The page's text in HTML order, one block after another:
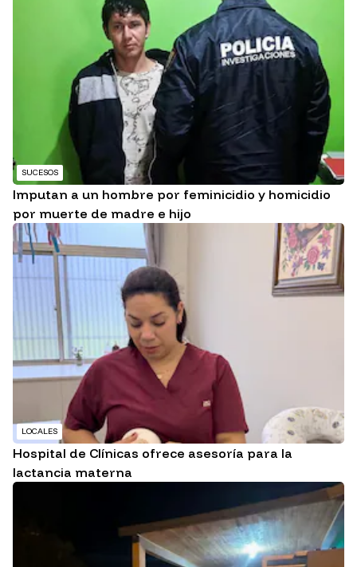
SUCESOS
Imputan a un hombre por feminicidio y homicidio
por muerte de madre e hijo
LOCALES
Hospital de Clínicas ofrece asesoría para la
lactancia materna